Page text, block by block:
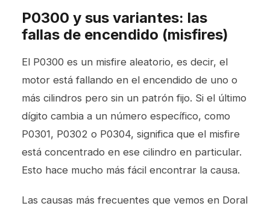
P0300 y sus variantes: las
fallas de encendido (misfires)
El P0300 es un misfire aleatorio, es decir, el
motor está fallando en el encendido de uno o
más cilindros pero sin un patrón fijo. Si el último
dígito cambia a un número específico, como
P0301, P0302 o P0304, significa que el misfire
está concentrado en ese cilindro en particular.
Esto hace mucho más fácil encontrar la causa.
Las causas más frecuentes que vemos en Doral